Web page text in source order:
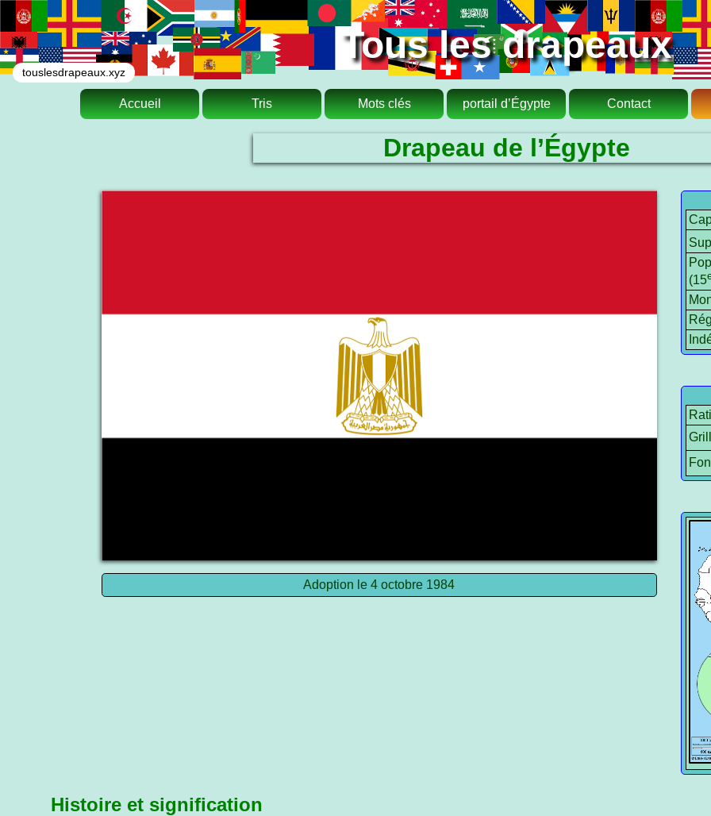
Tous les drapeaux
touslesdrapeaux.xyz
Accueil Tris Mots clés portail d’Égypte Contact
Drapeau de l’Égypte
Adoption le 4 octobre 1984
(15
Histoire et signification